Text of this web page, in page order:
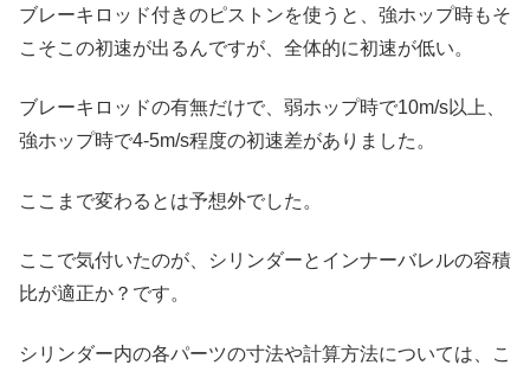
ブレーキロッド付きのピストンを使うと、強ホップ時もそ
こそこの初速が出るんですが、全体的に初速が低い。
ブレーキロッドの有無だけで、弱ホップ時で10m/s以上、
強ホップ時で4-5m/s程度の初速差がありました。
ここまで変わるとは予想外でした。
ここで気付いたのが、シリンダーとインナーバレルの容積
比が適正か？です。
シリンダー内の各パーツの寸法や計算方法については、こ